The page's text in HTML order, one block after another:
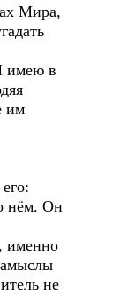
Мира,
имею в
им
нём. Он
именно
не